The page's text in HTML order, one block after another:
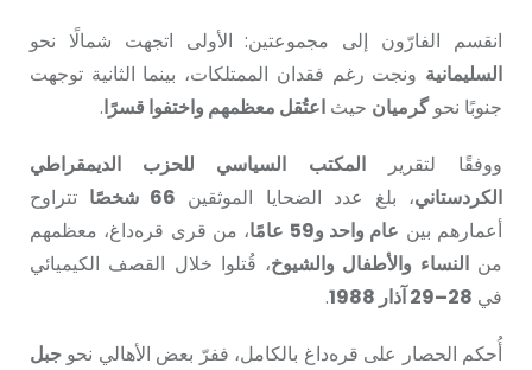
انقسم الفارّون إلى مجموعتين: الأولى اتجهت شمالًا نحو
السليمانية ونجت رغم فقدان الممتلكات، بينما الثانية توجهت
جنوبًا نحوگرميان حيث اعتُقل معظمهم واختفوا قسرًا.
ووفقًا لتقريرالمكتب السياسي للحزب الديمقراطي
الكردستاني، بلغ عدد الضحايا الموثقين 66 شخصًا
تتراوح
أعمارهم بين عام واحد و59 عامًا
، من قرى قره‌داغ، معظمهم
منالنساء والأطفال والشيوخ، قُتلوا خلال القصف الكيميائي
في 28–29 آذار 1988 .
أُحكم الحصار على قره‌داغ بالكامل، ففرّ بعض الأهالي نحو جبل